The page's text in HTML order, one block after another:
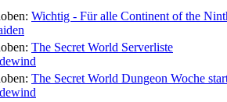
Wichtig - Für alle Continent of the
The Secret World Serverliste
The Secret World Dungeon Woche